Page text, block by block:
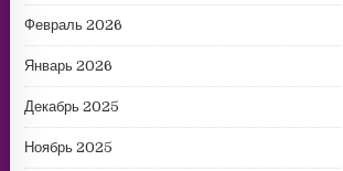
Февраль 2026
Январь 2026
Декабрь 2025
Ноябрь 2025